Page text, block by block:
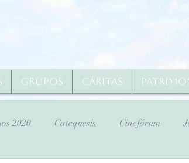
Grupos Cáritas
2020 Catequesis Cinefórum